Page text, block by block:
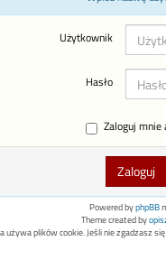
Użytkownik
Hasło
Zaloguj mnie
Powered byphpBB
Theme created by
używa plików cookie. Jeśli nie zgadzasz